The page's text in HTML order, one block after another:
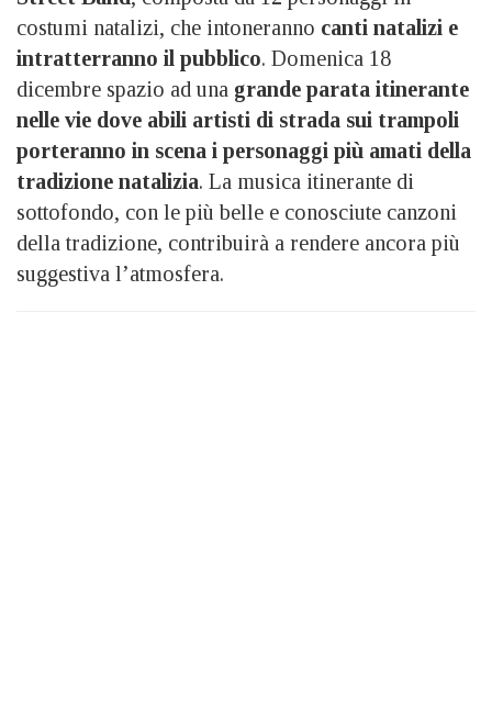
costumi natalizi, che intoneranno canti natalizi e
intratterranno il pubblico. Domenica 18
dicembre spazio ad una grande parata itinerante
nelle vie dove abili artisti di strada sui trampoli
porteranno in scena i personaggi più amati della
tradizione natalizia. La musica itinerante di
sottofondo, con le più belle e conosciute canzoni
della tradizione, contribuirà a rendere ancora più
suggestiva l’atmosfera.